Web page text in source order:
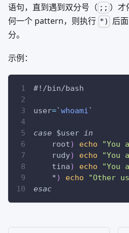
语句，直到遇到双分号（ ;; ）才
何一个 pattern，则执行 *)
后
分。
示例：
#!/bin/bash
user=`whoami `
case $user in
    root
) echo "You
    rudy
) echo "You
    tina
) echo "You
    *
) echo "Other
esac